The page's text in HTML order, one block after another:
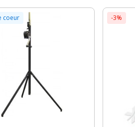
coeur -3%